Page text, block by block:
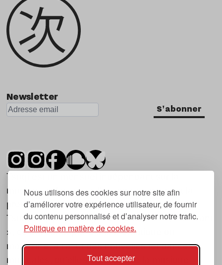
Nous utilisons des cookies sur notre site afin
d’améliorer votre expérience utilisateur, de fournir
du contenu personnalisé et d’analyser notre trafic.
Politique en matière de cookies.
Tout accepter
Newsletter
S'abonner
Tsugi est un mensuel indépendant sur la
musique et les nouvelles tendances, dont la
première parution date de 2007.
Tsugi en japonais signifie « prochain », « suivant
», ce qui correspond à la thématique du
magazine, à l’affût des nouvelles tendances
musicales, qu’elles viennent de la musique